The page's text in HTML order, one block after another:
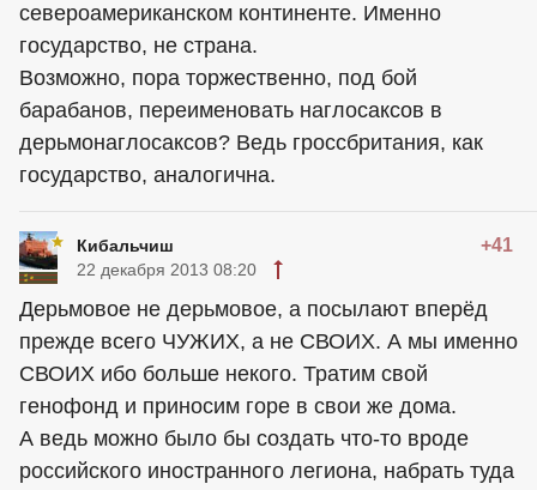
североамериканском континенте. Именно
государство, не страна.
Возможно, пора торжественно, под бой
барабанов, переименовать наглосаксов в
дерьмонаглосаксов? Ведь гроссбритания, как
государство, аналогична.
Кибальчиш +41
22 декабря 2013 08:20
Дерьмовое не дерьмовое, а посылают вперёд
прежде всего ЧУЖИХ, а не СВОИХ. А мы именно
СВОИХ ибо больше некого. Тратим свой
генофонд и приносим горе в свои же дома.
А ведь можно было бы создать что-то вроде
российского иностранного легиона, набрать туда